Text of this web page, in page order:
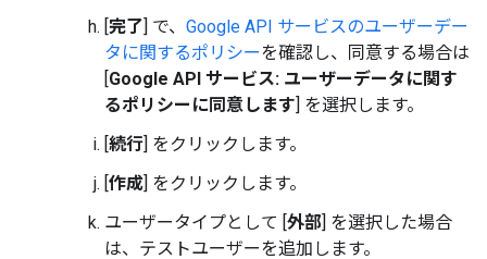
完了 ] で、 Google API サービスのユーザーデー
タに関するポリシーを確認し、同意する場合は
Google API サービス: ユーザーデータに関す
るポリシーに同意します ] を選択します。
続行 ] をクリックします。
作成 ] をクリックします。
ユーザータイプとして [ 外部 ] を選択した場合
は、テストユーザーを追加します。